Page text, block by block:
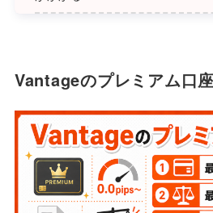
Vantageのプレミアム口